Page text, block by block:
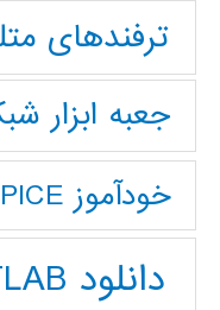
ترفندهای
جعبه ابزار
خودآموز HSPICE
دانلود MATLAB